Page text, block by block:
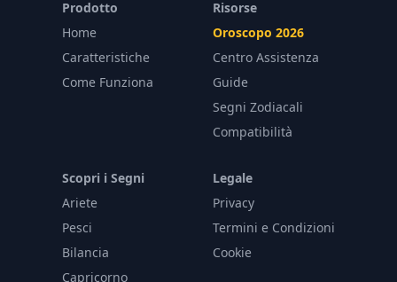
Prodotto
Home
Caratteristiche
Come Funziona
Risorse
Oroscopo 2026
Centro Assistenza
Guide
Segni Zodiacali
Compatibilità
Scopri i Segni
Ariete
Pesci
Bilancia
Capricorno
Legale
Privacy
Termini e Condizioni
Cookie